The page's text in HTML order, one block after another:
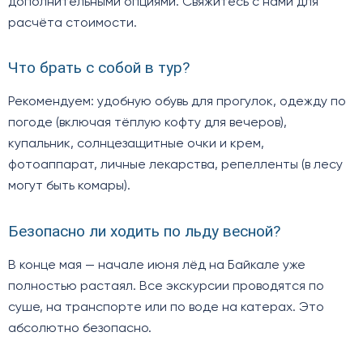
расчёта стоимости.
Что брать с собой в тур?
Рекомендуем: удобную обувь для прогулок, одежду по
погоде (включая тёплую кофту для вечеров),
купальник, солнцезащитные очки и крем,
фотоаппарат, личные лекарства, репелленты (в лесу
могут быть комары).
Безопасно ли ходить по льду весной?
В конце мая — начале июня лёд на Байкале уже
полностью растаял. Все экскурсии проводятся по
суше, на транспорте или по воде на катерах. Это
абсолютно безопасно.